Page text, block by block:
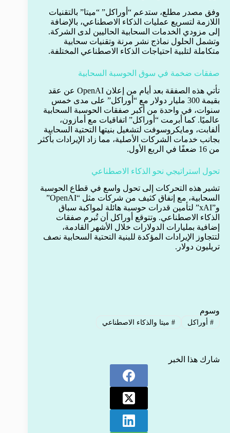
وفق مصدر مطلع، ستدعم “أوراكل” “ميتا” بالتقنيات
اللازمة لتسريع عمليات الذكاء الاصطناعي، بالإضافة
إلى مزودي الخدمات السحابية الحاليين لدى الشركة.
وتشمل الحلول نماذج نشر مرنة وتقنيات سحابية
متكاملة لتلبية احتياجات الذكاء الاصطناعي المختلفة.
صفقات ضخمة في سوق الحوسبة السحابية
تأتي هذه الصفقة بعد أيام من إعلان OpenAI عن عقد
بقيمة 300 مليار دولار مع “أوراكل” على مدى خمس
سنوات، في واحدة من أكبر صفقات الحوسبة السحابية
عالميًا. كما أبرمت “أوراكل” اتفاقيات مع أمازون،
ألفابت، ومايكروسوفت لتشغيل بنيتها التحتية السحابية
بجانب خدمات الشركات الأصلية، مما زاد الإيرادات بأكثر
من 16 ضعفًا في الربع الأول.
تحول استراتيجي نحو الذكاء الاصطناعي
تشير هذه التحركات إلى تحول واسع في قطاع الحوسبة
السحابية، مع إنفاق كثيف من شركات مثل “OpenAI”
و”xAI” لتأمين قدرات حوسبة هائلة لمواكبة سباق
الذكاء الاصطناعي. وتتوقع أوراكل أن تُبرم صفقات
إضافية بمليارات الدولارات خلال الأشهر القادمة،
لتتجاوز الإيرادات المؤكدة للبنية التحتية السحابية نصف
تريليون دولار.
وسوم
#أوراكل #ميتا والذكاء الاصطناعي
شارك هذا الخبر